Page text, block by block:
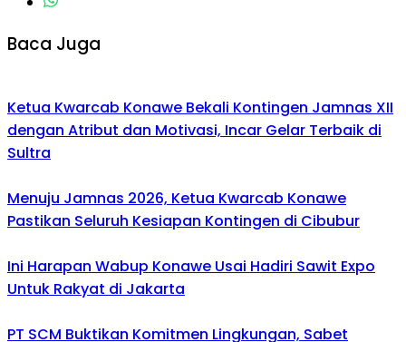
Baca Juga
Ketua Kwarcab Konawe Bekali Kontingen Jamnas XII
dengan Atribut dan Motivasi, Incar Gelar Terbaik di
Sultra
Menuju Jamnas 2026, Ketua Kwarcab Konawe
Pastikan Seluruh Kesiapan Kontingen di Cibubur
Ini Harapan Wabup Konawe Usai Hadiri Sawit Expo
Untuk Rakyat di Jakarta
PT SCM Buktikan Komitmen Lingkungan, Sabet